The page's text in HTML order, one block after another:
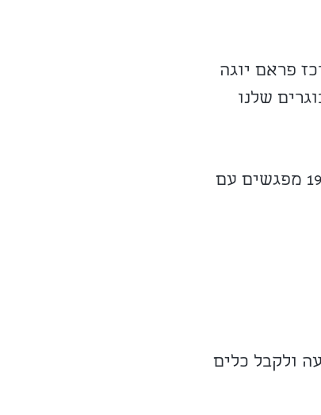
פראם יוגה
שלנו
הקורס יתחיל בנובמבר ויהיה בהיקף של 200 שעות, סך הכל 7 סופי שבוע ו19 מפגשים עם
ולקבל כלים